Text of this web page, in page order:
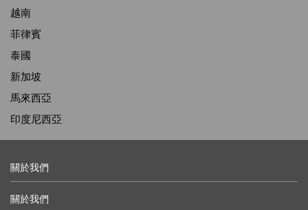
越南
菲律賓
泰國
新加坡
馬來西亞
印度尼西亞
關於我們
關於我們